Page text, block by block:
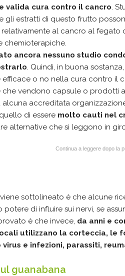
valida cura contro il cancro.
gli estratti di questo frutto
al cancro al fegato
chemioterapiche.
ancora nessuno studio
. Quindi, in buona
efficace o no nella cura contro il
che vendono capsule o prodotti
accreditata
di essere molto cauti nel
alternative che si leggono in
Continua a leggere dopo la
sottolineato è che alcune
potere di influire sui nervi, se
è che invece, da anni e
utilizzano la corteccia, le
virus e infezioni, parassiti,
guanabana